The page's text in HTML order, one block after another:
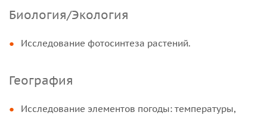
Биология/Экология
Исследование фотосинтеза растений.
География
Исследование элементов погоды: температуры,